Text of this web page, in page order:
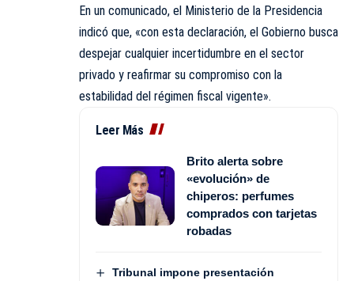
En un comunicado, el Ministerio de la Presidencia
indicó que, «con esta declaración, el Gobierno busca
despejar cualquier incertidumbre en el sector
privado y reafirmar su compromiso con la
estabilidad del régimen fiscal vigente».
Leer Más
Brito alerta sobre
«evolución» de
chiperos: perfumes
comprados con tarjetas
robadas
Tribunal impone presentación